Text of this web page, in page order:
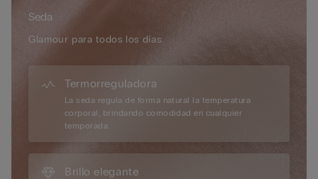
contemporánea la línea Pretty Flowers, una de las más
emblemáticas de Intimissimi.
Seda
Glamour para todos los días.
Termorreguladora
La seda regula de forma natural la temperatura
corporal, brindando comodidad en cualquier
temporada.
Brillo elegante